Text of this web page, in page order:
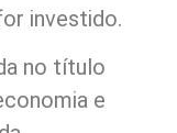
investido.
no título
e